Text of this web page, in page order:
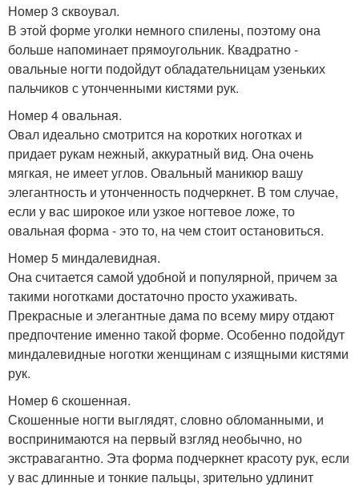
Номер 3 сквоувал.
В этой форме уголки немного спилены, поэтому она
больше напоминает прямоугольник. Квадратно -
овальные ногти подойдут обладательницам узеньких
пальчиков с утонченными кистями рук.
Номер 4 овальная.
Овал идеально смотрится на коротких ноготках и
придает рукам нежный, аккуратный вид. Она очень
мягкая, не имеет углов. Овальный маникюр вашу
элегантность и утонченность подчеркнет. В том случае,
если у вас широкое или узкое ногтевое ложе, то
овальная форма - это то, на чем стоит остановиться.
Номер 5 миндалевидная.
Она считается самой удобной и популярной, причем за
такими ноготками достаточно просто ухаживать.
Прекрасные и элегантные дама по всему миру отдают
предпочтение именно такой форме. Особенно подойдут
миндалевидные ноготки женщинам с изящными кистями
рук.
Номер 6 скошенная.
Скошенные ногти выглядят, словно обломанными, и
воспринимаются на первый взгляд необычно, но
экстравагантно. Эта форма подчеркнет красоту рук, если
у вас длинные и тонкие пальцы, зрительно удлинит